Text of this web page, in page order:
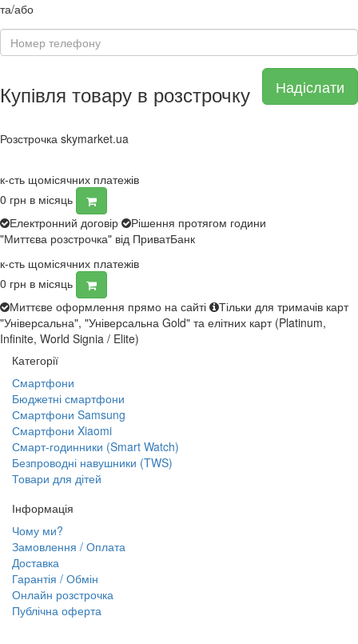
та/або
Надіслати
Купівля товару в розстрочку
Розстрочка skymarket.ua
к-сть щомісячних платежів
0 грн в місяць
Електронний договір
Рішення протягом години
"Миттєва розстрочка" від ПриватБанк
к-сть щомісячних платежів
0 грн в місяць
Миттєве оформлення прямо на сайті
Тільки для тримачів карт
"Універсальна", "Універсальна Gold" та елітних карт (Platinum,
Infinite, World Signia / Elite)
Категорії
Смартфони
Бюджетні смартфони
Смартфони Samsung
Смартфони Xiaomi
Смарт-годинники (Smart Watch)
Безпроводні навушники (TWS)
Товари для дітей
Інформація
Чому ми?
Замовлення / Оплата
Доставка
Гарантія / Обмін
Онлайн розстрочка
Публічна оферта